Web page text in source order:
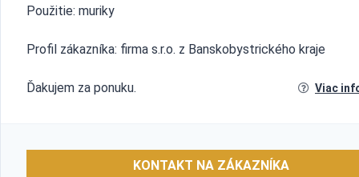
Použitie: muriky
Profil zákazníka: firma s.r.o. z Banskobystrického kraje
Ďakujem za ponuku. Viac
KONTAKT NA ZÁKAZNÍKA